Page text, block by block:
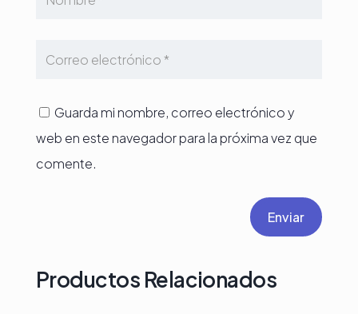
Guarda mi nombre, correo electrónico y
web en este navegador para la próxima vez que
comente.
Enviar
Productos Relacionados